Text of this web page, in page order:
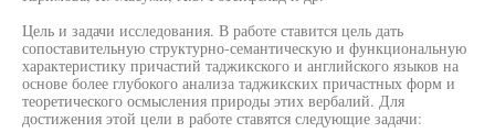
Цель и задачи исследования. В работе ставится цель дать
сопоставительную структурно-семантическую и функциональную
характеристику причастий таджикского и английского языков на
основе более глубокого анализа таджикских причастных форм и
теоретического осмысления природы этих вербалий. Для
достижения этой цели в работе ставятся следующие задачи: